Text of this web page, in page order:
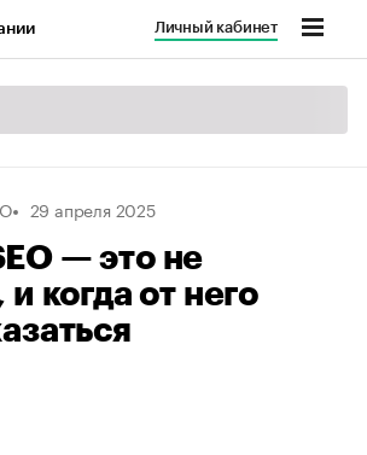
Личный кабинет
29 апреля 2025
— это не
и когда от него